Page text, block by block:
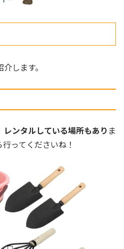
します。
レンタルしている場所もあり ま
ってくださいね！